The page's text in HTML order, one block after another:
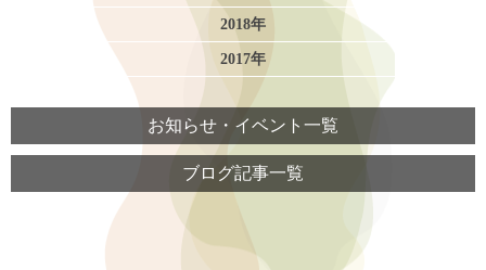
2018年
2017年
お知らせ・イベント一覧
ブログ記事一覧